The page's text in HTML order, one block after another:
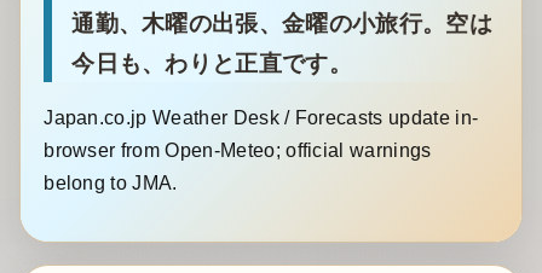
通勤、木曜の出張、金曜の小旅行。空は
今日も、わりと正直です。
Japan.co.jp Weather Desk / Forecasts update in-
browser from Open-Meteo; official warnings
belong to JMA.